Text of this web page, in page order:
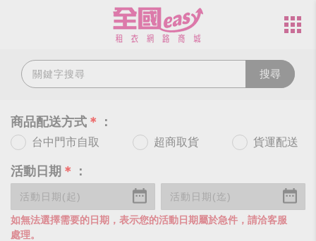
搜尋
商品配送方式 ＊ ：
台中門市自取 超商取貨 貨運配送
活動日期 ＊ ：
如無法選擇需要的日期，表示您的活動日期屬於急件，請洽客服
處理。